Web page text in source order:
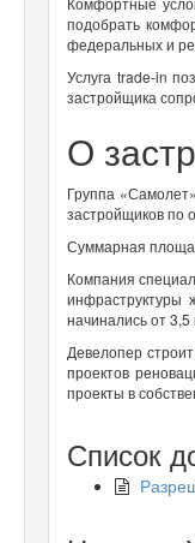
подобрать
федеральных и
Услуга trade-in
застройщика
О
Группа
застройщиков по
Суммарная
Компания
инфраструктуры
начинались от
Девелопер
проектов
проекты в
Список